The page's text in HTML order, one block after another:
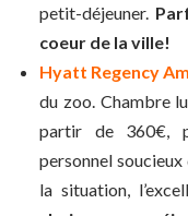
petit-déjeuner.
coeur de la ville!
Hyatt Regency
du zoo. Chambre
partir de 360€,
personnel
la situation,